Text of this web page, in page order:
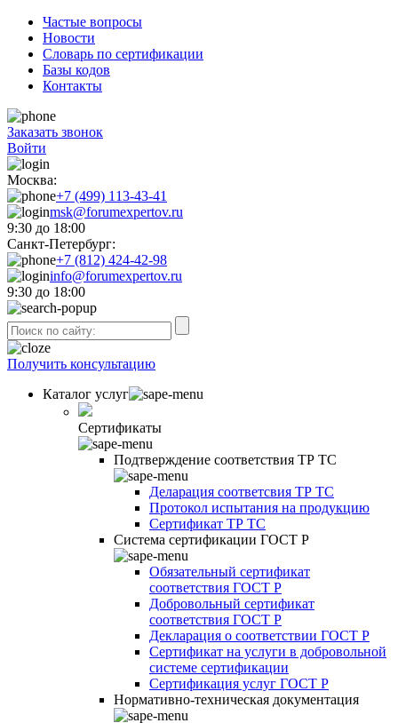
Частые вопросы
Новости
Словарь по сертификации
Базы кодов
Контакты
Заказать звонок
Войти
Москва:
+7 (499) 113-43-41
msk@forumexpertov.ru
9:30 до 18:00
Санкт-Петербург:
+7 (812) 424-42-98
info@forumexpertov.ru
9:30 до 18:00
Получить консультацию
Каталог услуг
Сертификаты
Подтверждение соответствия ТР ТС
Деларация соответсвия ТР ТС
Протокол испытания на продукцию
Сертификат ТР ТС
Система сертификации ГОСТ Р
Обязательный сертификат
соответствия ГОСТ Р
Добровольный сертификат
соответствия ГОСТ Р
Декларация о соответствии ГОСТ Р
Сертификат на услуги в добровольной
системе сертификации
Сертификация услуг ГОСТ Р
Нормативно-техническая документация